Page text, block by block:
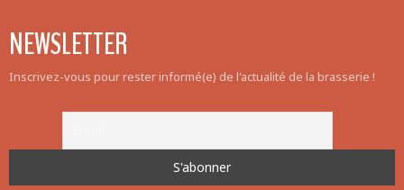
NEWSLETTER
Inscrivez-vous pour rester informé(e) de l'actualité de la brasserie !